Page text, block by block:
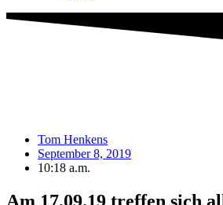
Tom Henkens
September 8, 2019
10:18 a.m.
Am 17.09.19 treffen sich